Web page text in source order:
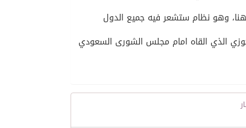
وهو نظام ستشعر فيه جميع الدول
الذي القاه امام مجلس الشورى السعودي